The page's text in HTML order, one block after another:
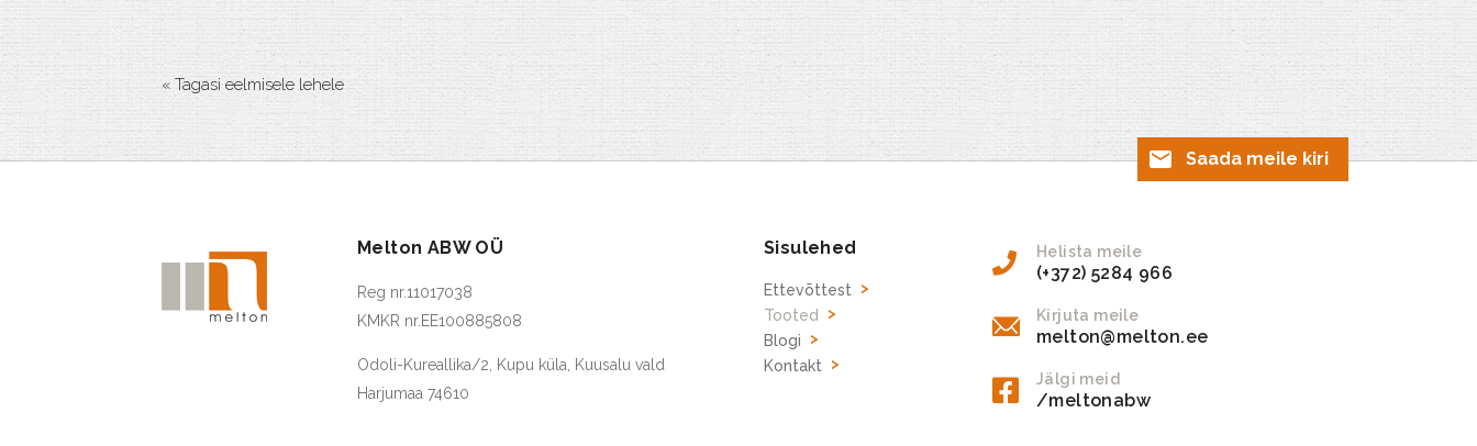
« Tagasi eelmisele lehele
Melton ABW OÜ
Reg nr.11017038
KMKR nr.EE100885808
Odoli-Kureallika/2, Kupu küla, Kuusalu vald
Harjumaa 74610
Sisulehed
Ettevõttest
Tooted
Blogi
Kontakt
Helista meile
(+372) 5284 966
Kirjuta meile
melton@melton.ee
Jälgi meid
/meltonabw
Saada meile kiri